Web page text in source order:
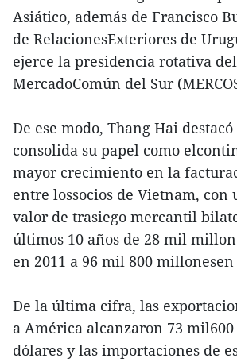
Asiático, además de Francisco
de RelacionesExteriores de
ejerce la presidencia rotativa del
MercadoComún del Sur
De ese modo, Thang Hai
consolida su papel como
mayor crecimiento en la
entre lossocios de Vietnam, con
valor de trasiego mercantil
últimos 10 años de 28 mil
en 2011 a 96 mil 800 millonesen
De la última cifra, las
a América alcanzaron 73
dólares y las importaciones de